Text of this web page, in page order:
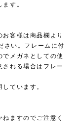
す。
客様は商品欄より
さい。フレームに付
メガネとしての使
れる場合はフレー
ています。
ますのでご注意く